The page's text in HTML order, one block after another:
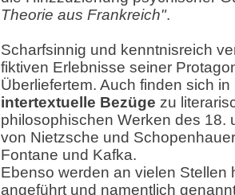
Theorie aus Frankreich".
Scharfsinnig und kenntnisreich
fiktiven Erlebnisse seiner
Überliefertem. Auch finden sich in
intertextuelle Bezüge zu
philosophischen Werken des 18.
von Nietzsche und
Fontane und Kafka.
Ebenso werden an vielen Stellen
angeführt und namentlich